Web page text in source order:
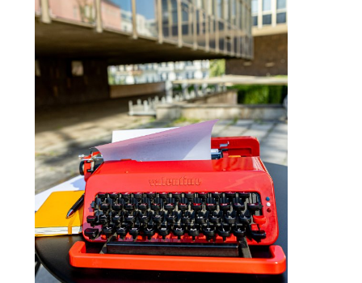
PRODUKTY
Vypínače a zásuvky DECENTE -
OBZOR